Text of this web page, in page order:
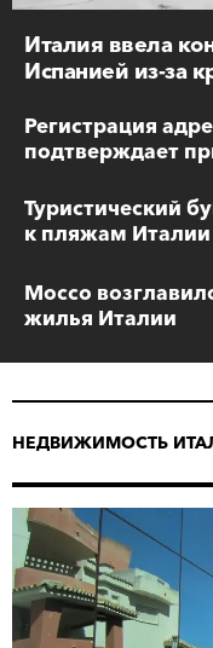
Италия ввела
Испанией из-за
Регистрация
подтверждает
Туристический
к пляжам Италии
Моссо
жилья Италии
НЕДВИЖИМОСТЬ